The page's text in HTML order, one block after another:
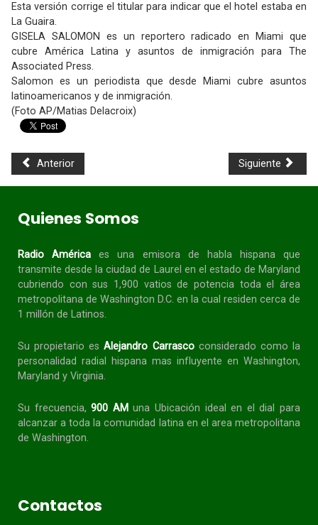
Esta versión corrige el titular para indicar que el hotel estaba en
La Guaira.
GISELA SALOMON es un reportero radicado en Miami que
cubre América Latina y asuntos de inmigración para The
Associated Press.
Salomon es un periodista que desde Miami cubre asuntos
latinoamericanos y de inmigración.
(Foto AP/Matias Delacroix)
Anterior Siguiente
Quienes Somos
Radio América es una emisora de habla hispanaque
transmite desde la ciudad de Laurel en el estado de Maryland
cubriendo con sus 1,900 vatios de potencia toda el área
metropolitana de Washington D.C. en la cual residen cerca de
1 millón de Latinos.
Su propietario esAlejandro Carrascoconsiderado como la
personalidad radial hispana mas influyente en Washington,
Maryland y Virginia.
Su frecuencia, 900 AMuna Ubicación ideal en el dial para
alcanzar a toda lacomunidad latina en el area metropolitana
de Washington.
Contactos